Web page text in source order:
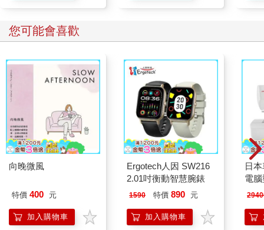
您可能會喜歡
向晚微風
特價 400 元
加入購物車
Ergotech人因 SW216
2.01吋衡動智慧腕錶
1590 特價 890 元
加入購物車
日
電